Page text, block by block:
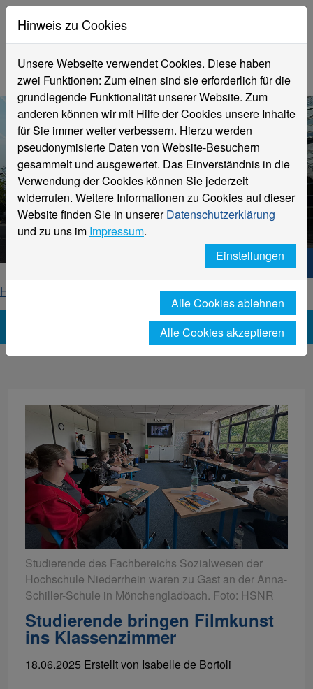
Aktuelle Meldungen
Hochschule Niederrhein
Hochschule Niederrhein. Dein Weg.
Home
News-Detailseite
Studierende des Fachbereichs Sozialwesen der
Hochschule Niederrhein waren zu Gast an der Anna-
Schiller-Schule in Mönchengladbach. Foto: HSNR
Studierende bringen Filmkunst
ins Klassenzimmer
18.06.2025 Erstellt von Isabelle de Bortoli
Hinweis zu Cookies
Unsere Webseite verwendet Cookies. Diese haben
zwei Funktionen: Zum einen sind sie erforderlich für die
grundlegende Funktionalität unserer Website. Zum
anderen können wir mit Hilfe der Cookies unsere Inhalte
für Sie immer weiter verbessern. Hierzu werden
pseudonymisierte Daten von Website-Besuchern
gesammelt und ausgewertet. Das Einverständnis in die
Verwendung der Cookies können Sie jederzeit
widerrufen. Weitere Informationen zu Cookies auf dieser
Website finden Sie in unsererDatenschutzerklärung
und zu uns im Impressum.
Einstellungen
Alle Cookies ablehnen
Alle Cookies akzeptieren